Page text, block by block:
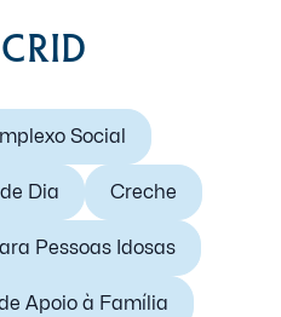
Social
Dia Creche
Pessoas Idosas
Apoio à Família